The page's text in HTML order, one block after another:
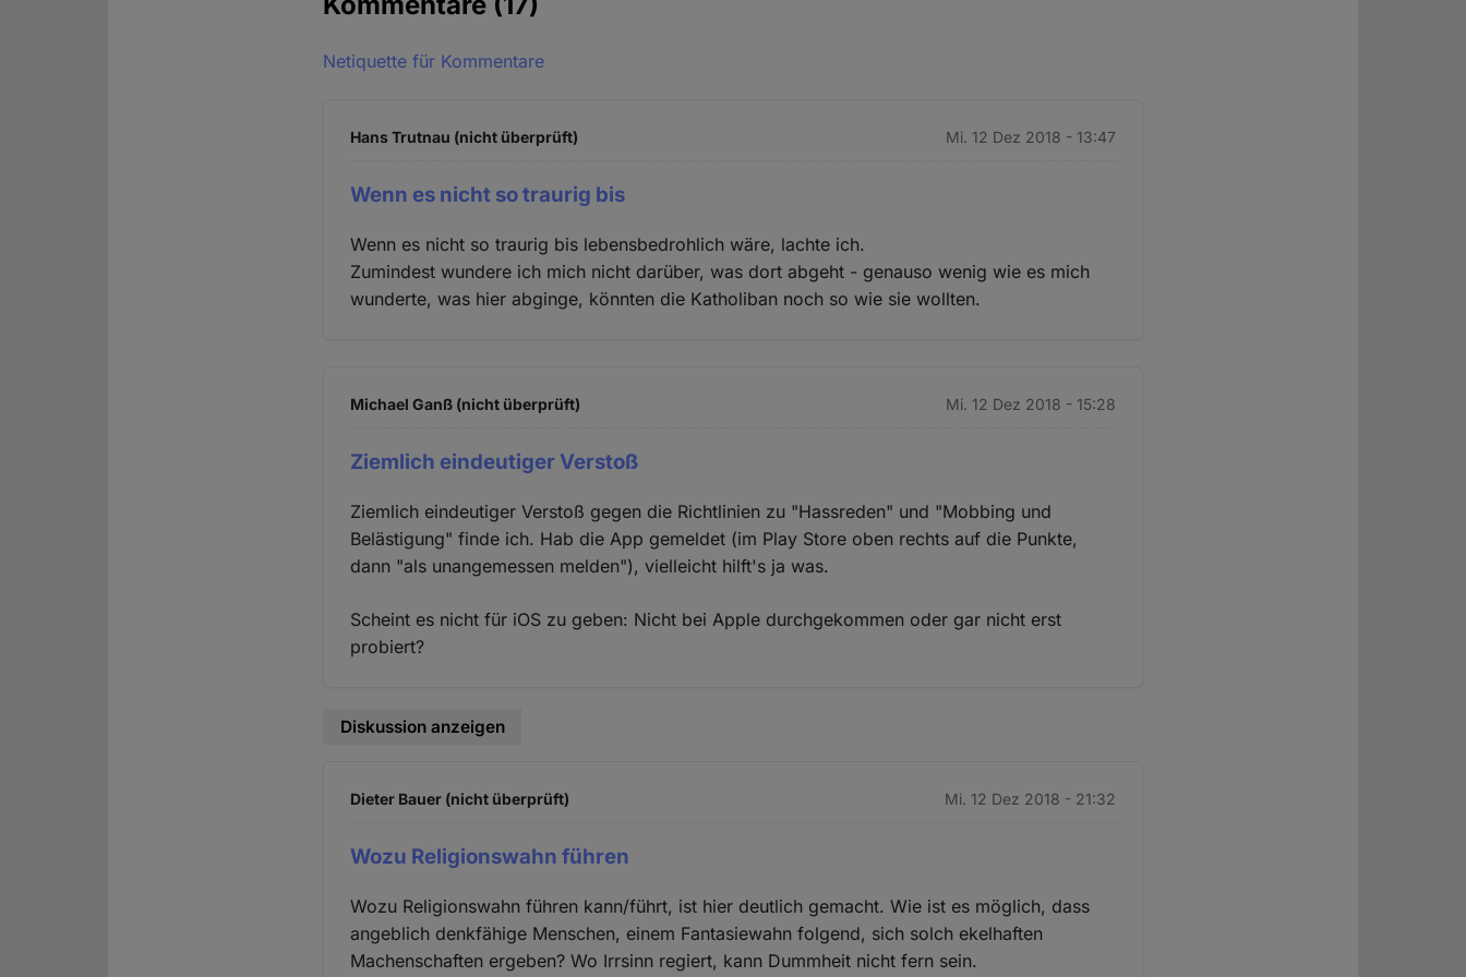
Netiquette für Kommentare
Hans Trutnau (nicht überprüft) Mi. 12 Dez 2018 - 13:47
Wenn es nicht so traurig bis
Wenn es nicht so traurig bis lebensbedrohlich wäre, lachte ich.
Zumindest wundere ich mich nicht darüber, was dort abgeht - genauso wenig wie es mich
wunderte, was hier abginge, könnten die Katholiban noch so wie sie wollten.
Michael Ganß (nicht überprüft) Mi. 12 Dez 2018 - 15:28
Ziemlich eindeutiger Verstoß
Ziemlich eindeutiger Verstoß gegen die Richtlinien zu "Hassreden" und "Mobbing und
Belästigung" finde ich. Hab die App gemeldet (im Play Store oben rechts auf die Punkte,
dann "als unangemessen melden"), vielleicht hilft's ja was.
Scheint es nicht für iOS zu geben: Nicht bei Apple durchgekommen oder gar nicht erst
probiert?
Diskussion anzeigen
Dieter Bauer (nicht überprüft) Mi. 12 Dez 2018 - 21:32
Wozu Religionswahn führen
Wozu Religionswahn führen kann/führt, ist hier deutlich gemacht. Wie ist es möglich, dass
angeblich denkfähige Menschen, einem Fantasiewahn folgend, sich solch ekelhaften
Machenschaften ergeben? Wo Irrsinn regiert, kann Dummheit nicht fern sein.